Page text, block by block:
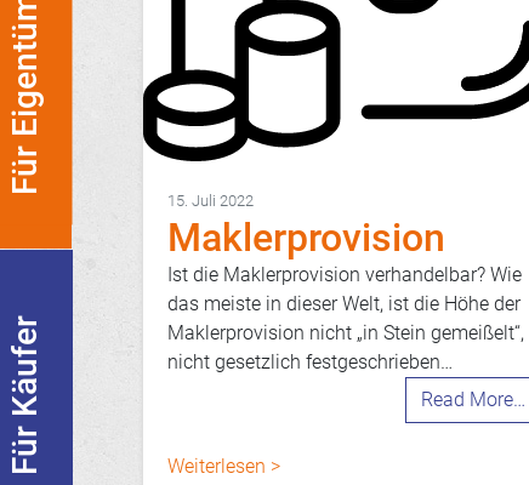
15. Juli 2022
Maklerprovision
Ist die Maklerprovision verhandelbar? Wie
das meiste in dieser Welt, ist die Höhe der
Maklerprovision nicht „in Stein gemeißelt“,
nicht gesetzlich festgeschrieben…
Read More…
Weiterlesen >
Für Eigentümer
Für Käufer